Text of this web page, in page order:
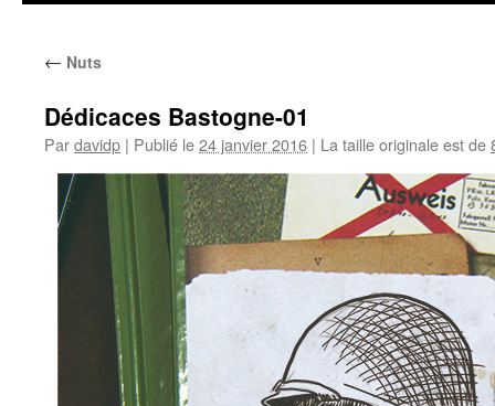
← Nuts
Dédicaces Bastogne-01
Pardavidp | Publié le24 janvier 2016 | La taille originale est de